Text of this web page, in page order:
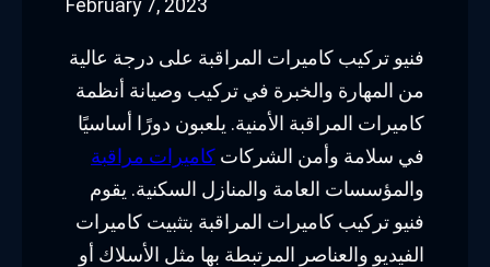
February 7, 2023
فنيو تركيب كاميرات المراقبة على درجة عالية
من المهارة والخبرة في تركيب وصيانة أنظمة
كاميرات المراقبة الأمنية. يلعبون دورًا أساسيًا
في سلامة وأمن الشركات كاميرات مراقبة
والمؤسسات العامة والمنازل السكنية. يقوم
فنيو تركيب كاميرات المراقبة بتثبيت كاميرات
الفيديو والعناصر المرتبطة بها مثل الأسلاك أو